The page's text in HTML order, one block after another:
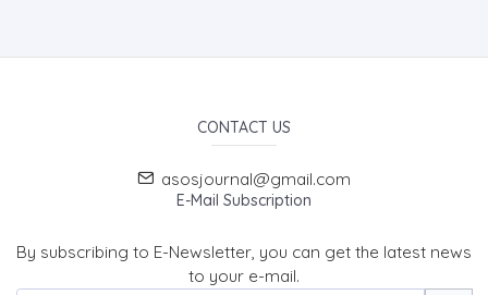
CONTACT US
asosjournal@gmail.com
E-Mail Subscription
By subscribing to E-Newsletter, you can get the latest news
to your e-mail.